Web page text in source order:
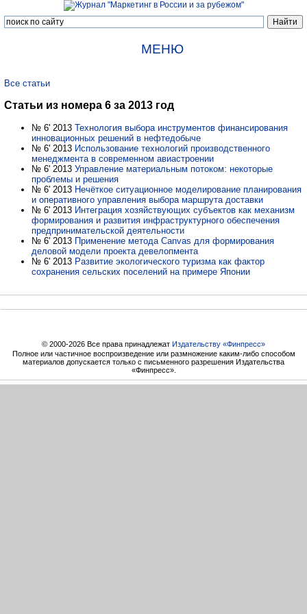
МЕНЮ
Все статьи
Статьи из номера 6 за 2013 год
№ 6' 2013 Технология выбора инструментов финансирования
инновационных решений в нефтедобыче
№ 6' 2013 Использование технологий производственного
менеджмента в современном авиастроении
№ 6' 2013 Управление материальным потоком: некоторые
проблемы и решения
№ 6' 2013 Нечёткое ситуационное моделирование планирования
и оперативного управления выбора маршрута доставки
№ 6' 2013 Интеграция хозяйствующих субъектов как механизм
формирования и развития инфраструктурного обеспечения
предпринимательской деятельности
№ 6' 2013 Применение метода Canvas для формирования
деловой модели проекта девелопмента
№ 6' 2013 Развитие экологического туризма как фактор
сохранения сельских поселений на примере Японии
© 2000-2026 Все права принадлежат Издательству «Финпресс»
Полное или частичное воспроизведение или размножение каким-либо способом
материалов допускается только с письменного разрешения Издательства
«Финпресс».